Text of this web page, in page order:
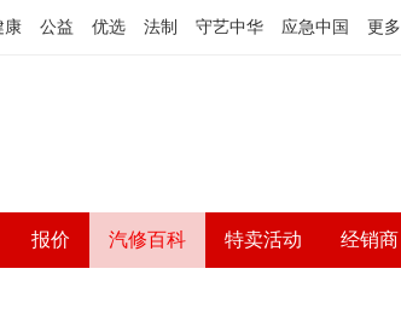
康 公益 优选 法制 守艺中华 应急中国 更多
报价 汽修百科 特卖活动 经销商